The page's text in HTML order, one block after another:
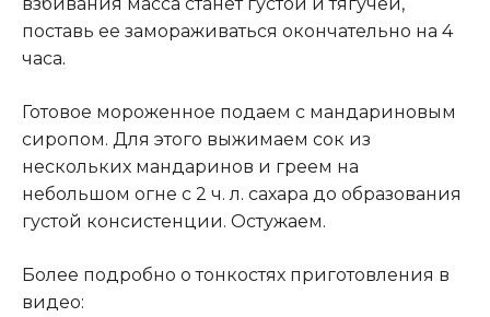
поставь ее замораживаться окончательно на 4
часа.
Готовое мороженное подаем с мандариновым
сиропом. Для этого выжимаем сок из
нескольких мандаринов и греем на
небольшом огне с 2 ч. л. сахара до образования
густой консистенции. Остужаем.
Более подробно о тонкостях приготовления в
видео: